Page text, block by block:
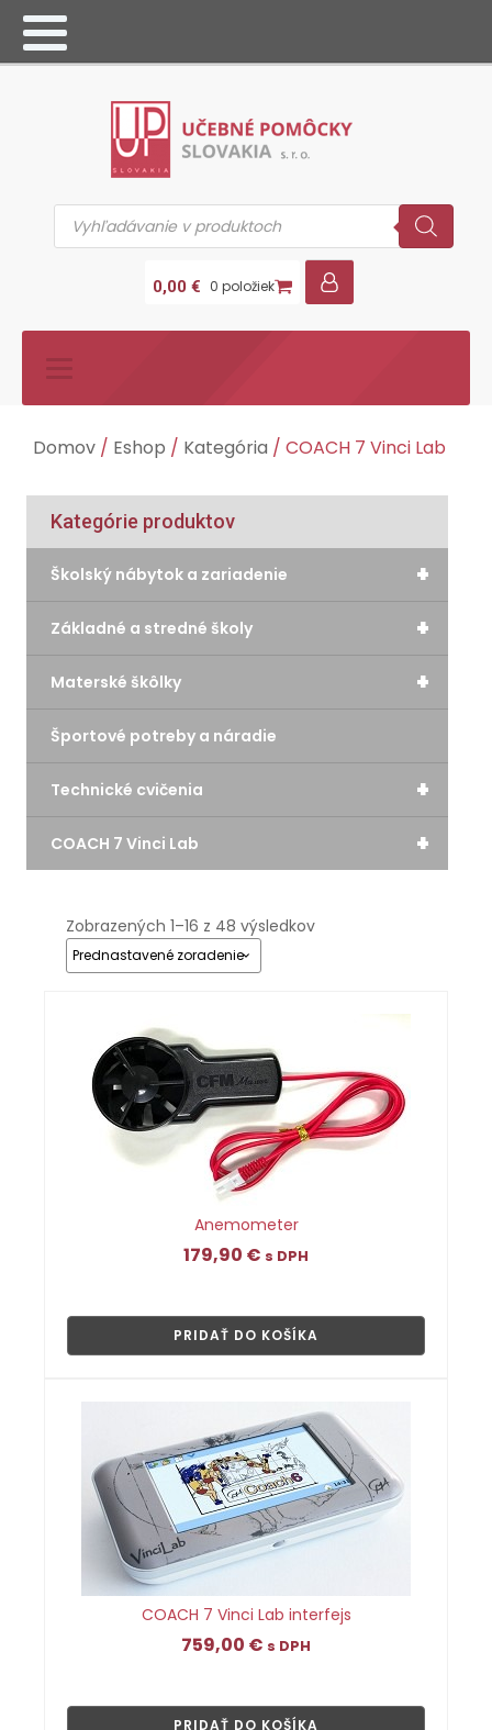
Products
search
0,00 € 0 položiek
Domov / Eshop / Kategória / COACH 7 Vinci Lab
Kategórie produktov
+
Školský nábytok a zariadenie
+
Základné a stredné školy
+
Materské škôlky
Športové potreby a náradie
+
Technické cvičenia
+
COACH 7 Vinci Lab
Zobrazených 1–16 z 48 výsledkov
Anemometer
179,90 € s DPH
PRIDAŤ DO KOŠÍKA
COACH 7 Vinci Lab interfejs
759,00 € s DPH
PRIDAŤ DO KOŠÍKA